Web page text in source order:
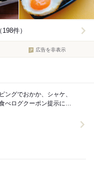
件）
広告を非表示